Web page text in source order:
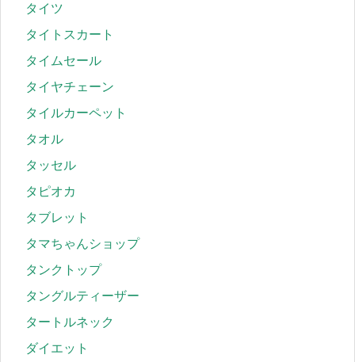
タイツ
タイトスカート
タイムセール
タイヤチェーン
タイルカーペット
タオル
タッセル
タピオカ
タブレット
タマちゃんショップ
タンクトップ
タングルティーザー
タートルネック
ダイエット